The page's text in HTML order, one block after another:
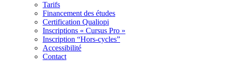
Tarifs
Financement des études
Certification Qualiopi
Inscriptions « Cursus Pro »
Inscription “Hors-cycles”
Accessibilité
Contact